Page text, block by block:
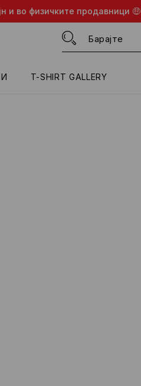
и во физичките продавници 🤑
T-SHIRT GALLERY